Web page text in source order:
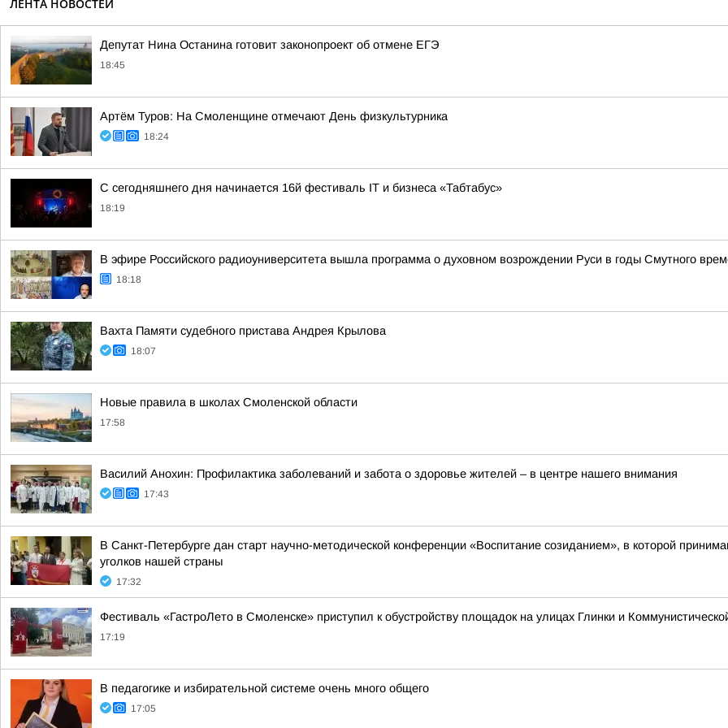
ЛЕНТА НОВОСТЕЙ
Депутат Нина Останина готовит законопроект об отмене ЕГЭ
18:45
Артём Туров: На Смоленщине отмечают День физкультурника
18:24
С сегодняшнего дня начинается 16й фестиваль IT и бизнеса «Табтабус»
18:19
В эфире Российского радиоуниверситета вышла программа о духовном возрождении Руси в годы Смутного
18:18
Вахта Памяти судебного пристава Андрея Крылова
18:07
Новые правила в школах Смоленской области
17:58
Василий Анохин: Профилактика заболеваний и забота о здоровье жителей – в центре нашего внимания
17:43
В Санкт-Петербурге дан старт научно-методической конференции «Воспитание созиданием», в которой
уголков нашей страны
17:32
Фестиваль «ГастроЛето в Смоленске» приступил к обустройству площадок на улицах Глинки и
17:19
В педагогике и избирательной системе очень много общего
17:05